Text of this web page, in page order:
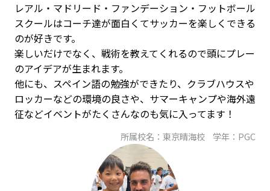
レアル・マドリード・ファンデーション・フットボール
スクールはコーチ達が面白くてサッカーを楽しくできる
のが好きです。
楽しいだけでなく、戦術を教えてくれるので頭にプレー
のアイデアが生まれます。
他にも、スペイン語の勉強ができたり、クラブハウスや
ロッカーなどの環境の良さや、サマーキャンプや海外遠
征などイベントがたくさんなのも気に入ってます！
所属校名：東京晴海校 学年：PGC